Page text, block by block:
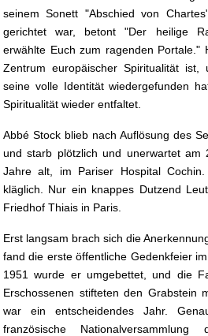
seinem Sonett "Abschied von
gerichtet war, betont "Der heilige
erwählte Euch zum ragenden Portale."
Zentrum europäischer Spiritualität
seine volle Identität wiedergefunden
Spiritualität wieder entfaltet.
Abbé Stock blieb nach Auflösung des
und starb plötzlich und unerwartet
Jahre alt, im Pariser Hospital
kläglich. Nur ein knappes Dutzend
Friedhof Thiais in Paris.
Erst langsam brach sich die
fand die erste öffentliche Gedenkfeier
1951 wurde er umgebettet, und die
Erschossenen stifteten den Grabstein
war ein entscheidendes Jahr.
französische Nationalversammlung